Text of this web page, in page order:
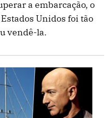
a embarcação, o
Unidos foi tão
vendê-la.